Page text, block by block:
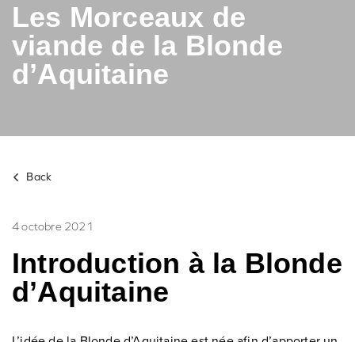
Les Morceaux de
viande de la Blonde
d’Aquitaine
Back
4 octobre 2021
Introduction à la Blonde
d’Aquitaine